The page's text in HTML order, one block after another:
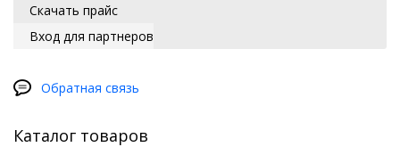
Скачать прайс
Вход для партнеров
Обратная связь
Каталог товаров